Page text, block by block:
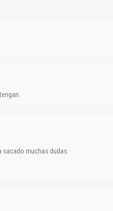
muchas dudas.